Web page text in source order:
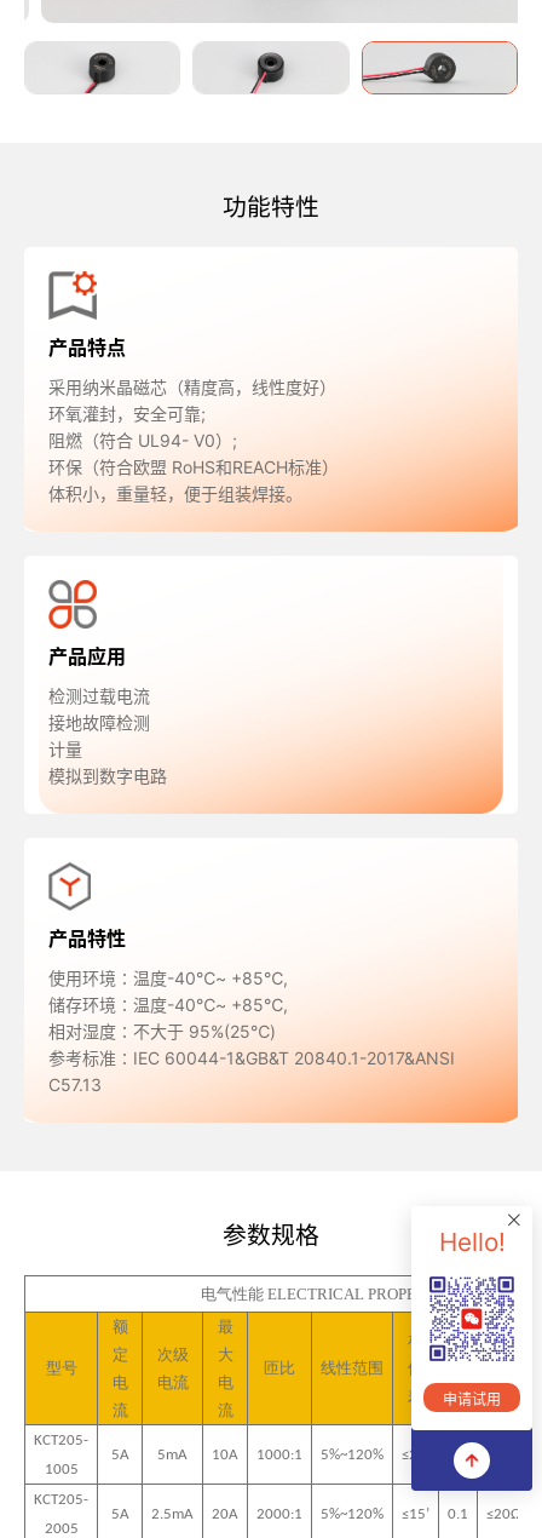
功能特性
产品特点
采用纳米晶磁芯（精度高，线性度好）
环氧灌封，安全可靠;
阻燃（符合 UL94- V0）;
环保（符合欧盟 RoHS和REACH标准）
体积小，重量轻，便于组装焊接。
产品应用
检测过载电流
接地故障检测
计量
模拟到数字电路
产品特性
使用环境∶温度-40℃~ +85℃,
储存环境∶温度-40℃~ +85℃,
相对湿度∶不大于 95%(25℃)
参考标准∶IEC 60044-1&GB&T 20840.1-2017&ANSI
C57.13
参数规格
电气性能 ELECTRICAL PROPERTIES(at 25°C)
型号
额
定
电
流
次级
电流
最
大
电
流
匝比 线性范围
相
位
差
精
度
负载
电阻
KCT205-
1005
5A 5mA 10A 1000:1 5%~120% ≤20’ 0.2 ≤10Ω
KCT205-
2005
5A 2.5mA 20A 2000:1 5%~120% ≤15’ 0.1 ≤20Ω
Hello!
申请试用